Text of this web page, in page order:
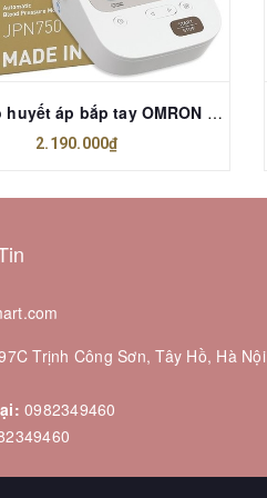
Máy đo huyết áp bắp tay OMRON JPN750
2.190.000₫
Trịnh Công Sơn, Tây Hồ, Hà Nội
0982349460